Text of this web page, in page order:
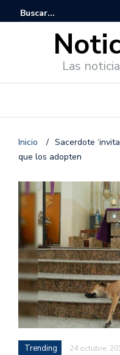
Las
Inicio / Sacerdote
que los adopten
Trending 24 octubre,